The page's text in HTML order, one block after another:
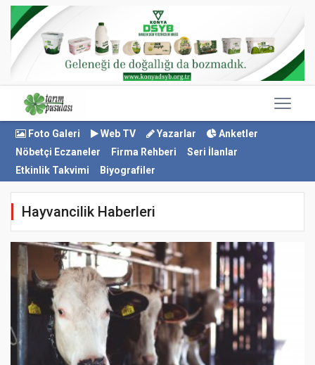
Foto Galeri Web TV Yazarlar
Anketler
Nöbetçi Eczaneler
Firma Rehberi
Seri İlanlar
Etkinlik Takvimi
Biyografiler
Hayvancilik Haberleri